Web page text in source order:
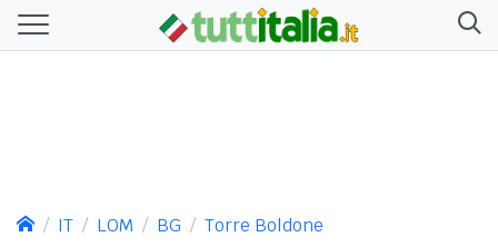
IT LOM BG Torre Boldone